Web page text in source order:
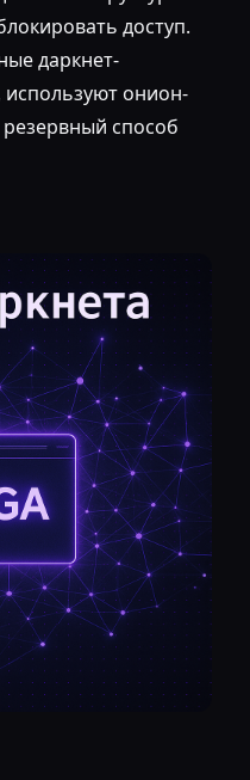
доступ.
даркнет-
используют онион-
способ